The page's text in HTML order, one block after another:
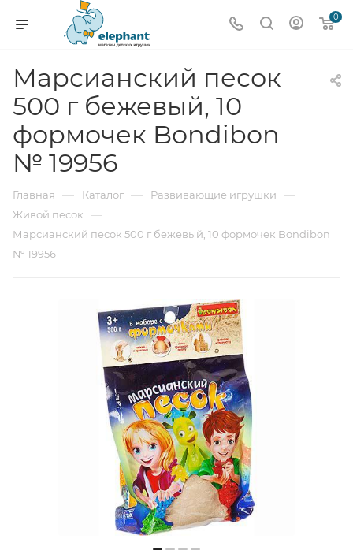
0
Марсианский песок
500 г бежевый, 10
формочек Bondibon
№ 19956
Главная — Каталог — Развивающие игрушки —
Живой песок —
Марсианский песок 500 г бежевый, 10 формочек Bondibon
№ 19956